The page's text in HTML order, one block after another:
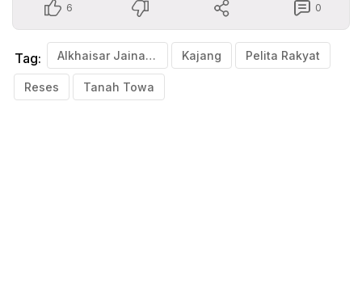
6 0
Tag: Alkhaisar Jainar Ikrar Kajang Pelita Rakyat
Reses Tanah Towa